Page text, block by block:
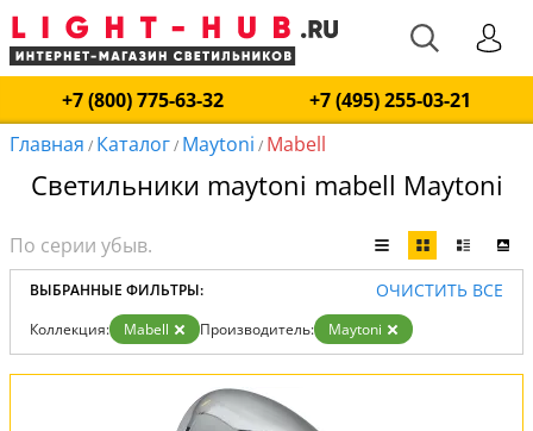
+7 (800) 775-63-32
+7 (495) 255-03-21
Главная / Каталог/ Maytoni / Mabell
Светильники maytoni mabell Maytoni
ВЫБРАННЫЕ ФИЛЬТРЫ: ОЧИСТИТЬ ВСЕ
Коллекция: Mabell Производитель: Maytoni